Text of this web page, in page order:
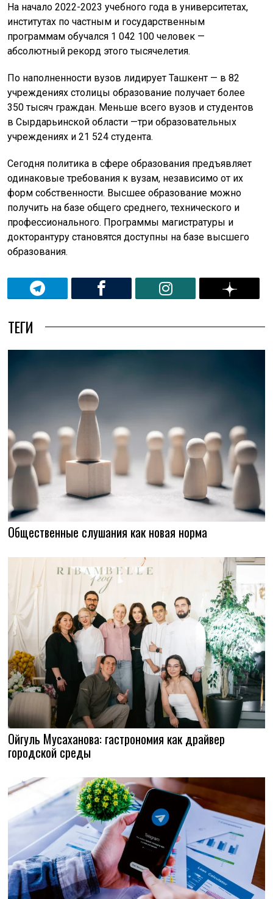
На начало 2022-2023 учебного года в университетах,
институтах по частным и государственным
программам обучался 1 042 100 человек —
абсолютный рекорд этого тысячелетия.
По наполненности вузов лидирует Ташкент — в 82
учреждениях столицы образование получает более
350 тысяч граждан. Меньше всего вузов и студентов
в Сырдарьинской области —три образовательных
учреждениях и 21 524 студента.
Сегодня политика в сфере образования предъявляет
одинаковые требования к вузам, независимо от их
форм собственности. Высшее образование можно
получить на базе общего среднего, технического и
профессионального. Программы магистратуры и
докторантуру становятся доступны на базе высшего
образования.
ТЕГИ
Общественные слушания как новая норма
Ойгуль Мусаханова: гастрономия как драйвер
городской среды